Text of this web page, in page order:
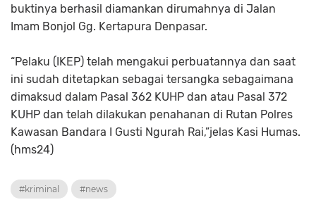
buktinya berhasil diamankan dirumahnya di Jalan
Imam Bonjol Gg. Kertapura Denpasar.
“Pelaku (IKEP) telah mengakui perbuatannya dan saat
ini sudah ditetapkan sebagai tersangka sebagaimana
dimaksud dalam Pasal 362 KUHP dan atau Pasal 372
KUHP dan telah dilakukan penahanan di Rutan Polres
Kawasan Bandara I Gusti Ngurah Rai,”jelas Kasi Humas.
(hms24)
#kriminal #news